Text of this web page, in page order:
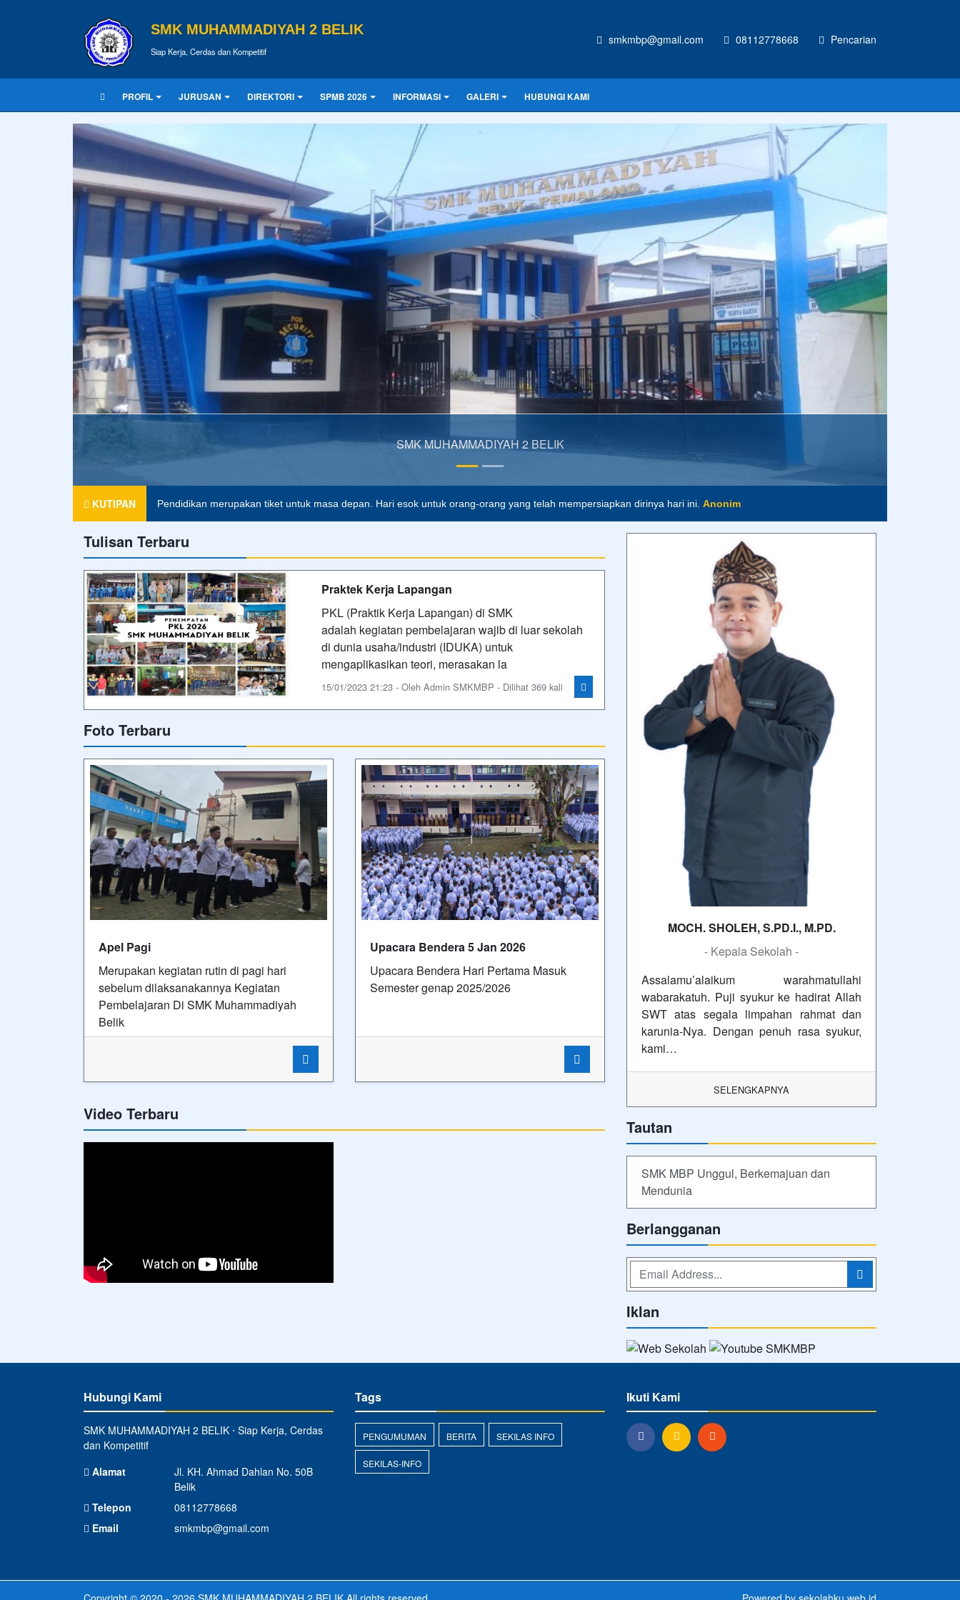
SMK MUHAMMADIYAH 2 BELIK
Siap Kerja, Cerdas dan Kompetitif
smkmbp@gmail.com 08112778668 Pencarian
PROFIL JURUSAN DIREKTORI SPMB 2026 INFORMASI GALERI HUBUNGI KAMI
KUTIPAN Pendidikan merupakan tiket untuk masa depan. Hari esok untuk orang-orang yang telah mempersiapkan dirinya hari ini. Anonim
Tulisan Terbaru
Praktek Kerja Lapangan
PKL (Praktik Kerja Lapangan) di SMK
adalah kegiatan pembelajaran wajib di luar sekolah
di dunia usaha/industri (IDUKA) untuk
mengaplikasikan teori, merasakan la
15/01/2023 21:23 - Oleh Admin SMKMBP - Dilihat 369 kali
Foto Terbaru
Apel Pagi
Merupakan kegiatan rutin di pagi hari
sebelum dilaksanakannya Kegiatan
Pembelajaran Di SMK Muhammadiyah
Belik
Upacara Bendera 5 Jan 2026
Upacara Bendera Hari Pertama Masuk
Semester genap 2025/2026
Video Terbaru
MOCH. SHOLEH, S.PD.I., M.PD.
- Kepala Sekolah -
Assalamu’alaikum warahmatullahi
wabarakatuh. Puji syukur ke hadirat Allah
SWT atas segala limpahan rahmat dan
karunia-Nya. Dengan penuh rasa syukur,
kami…
SELENGKAPNYA
Tautan
SMK MBP Unggul, Berkemajuan dan
Mendunia
Berlangganan
Iklan
Hubungi Kami
SMK MUHAMMADIYAH 2 BELIK ⋅ Siap Kerja, Cerdas
dan Kompetitif
Alamat
Jl. KH. Ahmad Dahlan No. 50B
Belik
Telepon
08112778668
Email
smkmbp@gmail.com
Tags
PENGUMUMAN BERITA SEKILAS INFO
SEKILAS-INFO
Ikuti Kami